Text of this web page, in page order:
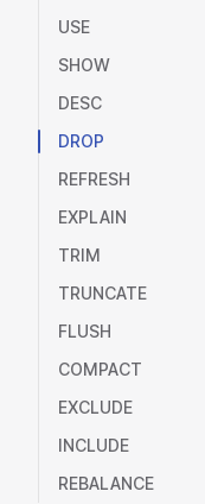
USE
SHOW
DESC
DROP
REFRESH
EXPLAIN
TRIM
TRUNCATE
FLUSH
COMPACT
EXCLUDE
INCLUDE
REBALANCE